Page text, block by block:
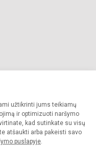
užtikrinti jums teikiamų
ir optimizuoti naršymo
kad sutinkate su visų
atšaukti arba pakeisti savo
puslapyje.
teisės saugomos.
griežtai draudžiama.
politika